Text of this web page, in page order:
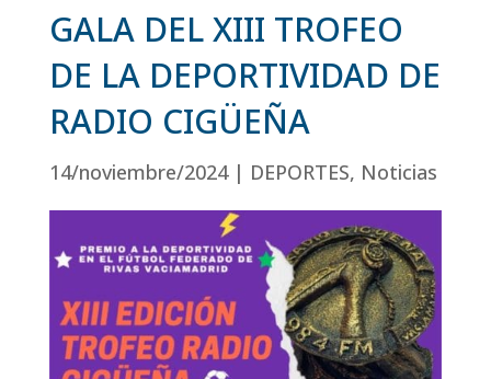
GALA DEL XIII TROFEO
DE LA DEPORTIVIDAD DE
RADIO CIGÜEÑA
14/noviembre/2024| DEPORTES, Noticias